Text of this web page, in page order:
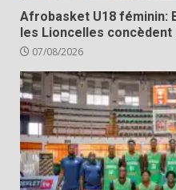
Afrobasket U18 féminin:
les Lioncelles
07/08/2026